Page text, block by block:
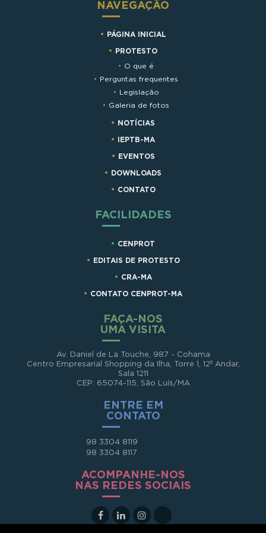
NAVEGAÇÃO
PÁGINA INICIAL
PROTESTO
O que é
Perguntas frequentes
Legislação
Galeria de fotos
NOTÍCIAS
IEPTB-MA
EVENTOS
DOWNLOADS
CONTATO
FACILIDADES
CENPROT
EDITAIS DE PROTESTO
CRA-MA
CONTATO CENPROT-MA
FAÇA-NOS
UMA VISITA
Av. Daniel de La Touche, 987 - Cohama
Centro Empresarial Shopping da Ilha, Torre 1, 12º Andar,
Sala 1211
CEP: 65074-115, São Luís/MA
ENTRE EM
CONTATO
98 3304 8119
98 3304 8117
ACOMPANHE-NOS
NAS REDES SOCIAIS